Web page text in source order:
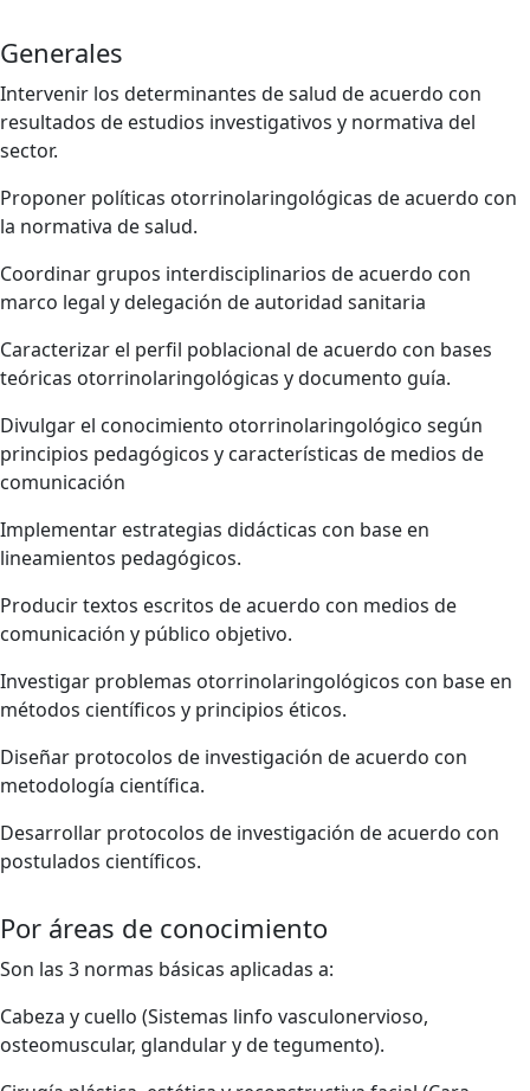
Generales
Intervenir los determinantes de salud de acuerdo con
resultados de estudios investigativos y normativa del
sector.
Proponer políticas otorrinolaringológicas de acuerdo con
la normativa de salud.
Coordinar grupos interdisciplinarios de acuerdo con
marco legal y delegación de autoridad sanitaria
Caracterizar el perfil poblacional de acuerdo con bases
teóricas otorrinolaringológicas y documento guía.
Divulgar el conocimiento otorrinolaringológico según
principios pedagógicos y características de medios de
comunicación
Implementar estrategias didácticas con base en
lineamientos pedagógicos.
Producir textos escritos de acuerdo con medios de
comunicación y público objetivo.
Investigar problemas otorrinolaringológicos con base en
métodos científicos y principios éticos.
Diseñar protocolos de investigación de acuerdo con
metodología científica.
Desarrollar protocolos de investigación de acuerdo con
postulados científicos.
Por áreas de conocimiento
Son las 3 normas básicas aplicadas a:
Cabeza y cuello (Sistemas linfo vasculonervioso,
osteomuscular, glandular y de tegumento).